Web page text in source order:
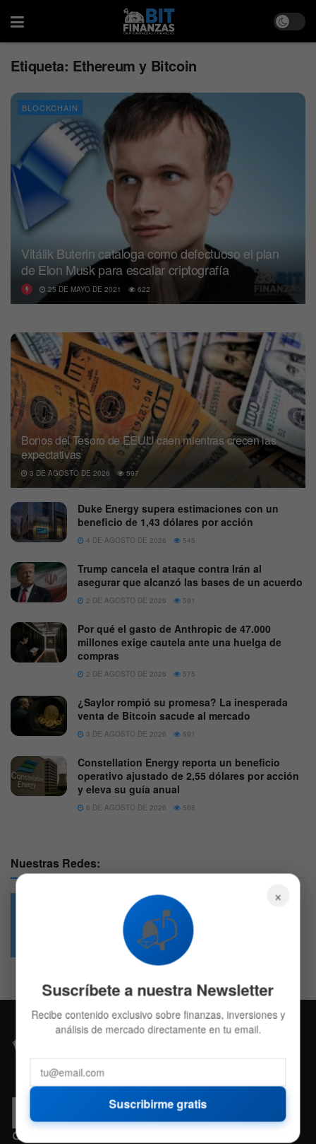
Etiqueta: Ethereum y Bitcoin
BLOCKCHAIN
Vitálik Buterin cataloga como defectuoso el plan
de Elon Musk para escalar criptografía
25 DE MAYO DE 2021 622
Bonos del Tesoro de EEUU caen mientras crecen las
expectativas
3 DE AGOSTO DE 2026 597
Duke Energy supera estimaciones con un
beneficio de 1,43 dólares por acción
4 DE AGOSTO DE 2026 545
Trump cancela el ataque contra Irán al
asegurar que alcanzó las bases de un acuerdo
2 DE AGOSTO DE 2026 591
Por qué el gasto de Anthropic de 47.000
millones exige cautela ante una huelga de
compras
2 DE AGOSTO DE 2026 575
¿Saylor rompió su promesa? La inesperada
venta de Bitcoin sacude al mercado
3 DE AGOSTO DE 2026 591
Constellation Energy reporta un beneficio
operativo ajustado de 2,55 dólares por acción
y eleva su guía anual
6 DE AGOSTO DE 2026 568
Nuestras Redes:
4.7k
Followers
×
📬
Suscríbete a nuestra Newsletter
Recibe contenido exclusivo sobre finanzas, inversiones y
análisis de mercado directamente en tu email.
Suscribirme gratis